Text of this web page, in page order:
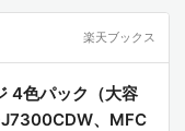
楽天ブックス
4色パック（大容
、MFC